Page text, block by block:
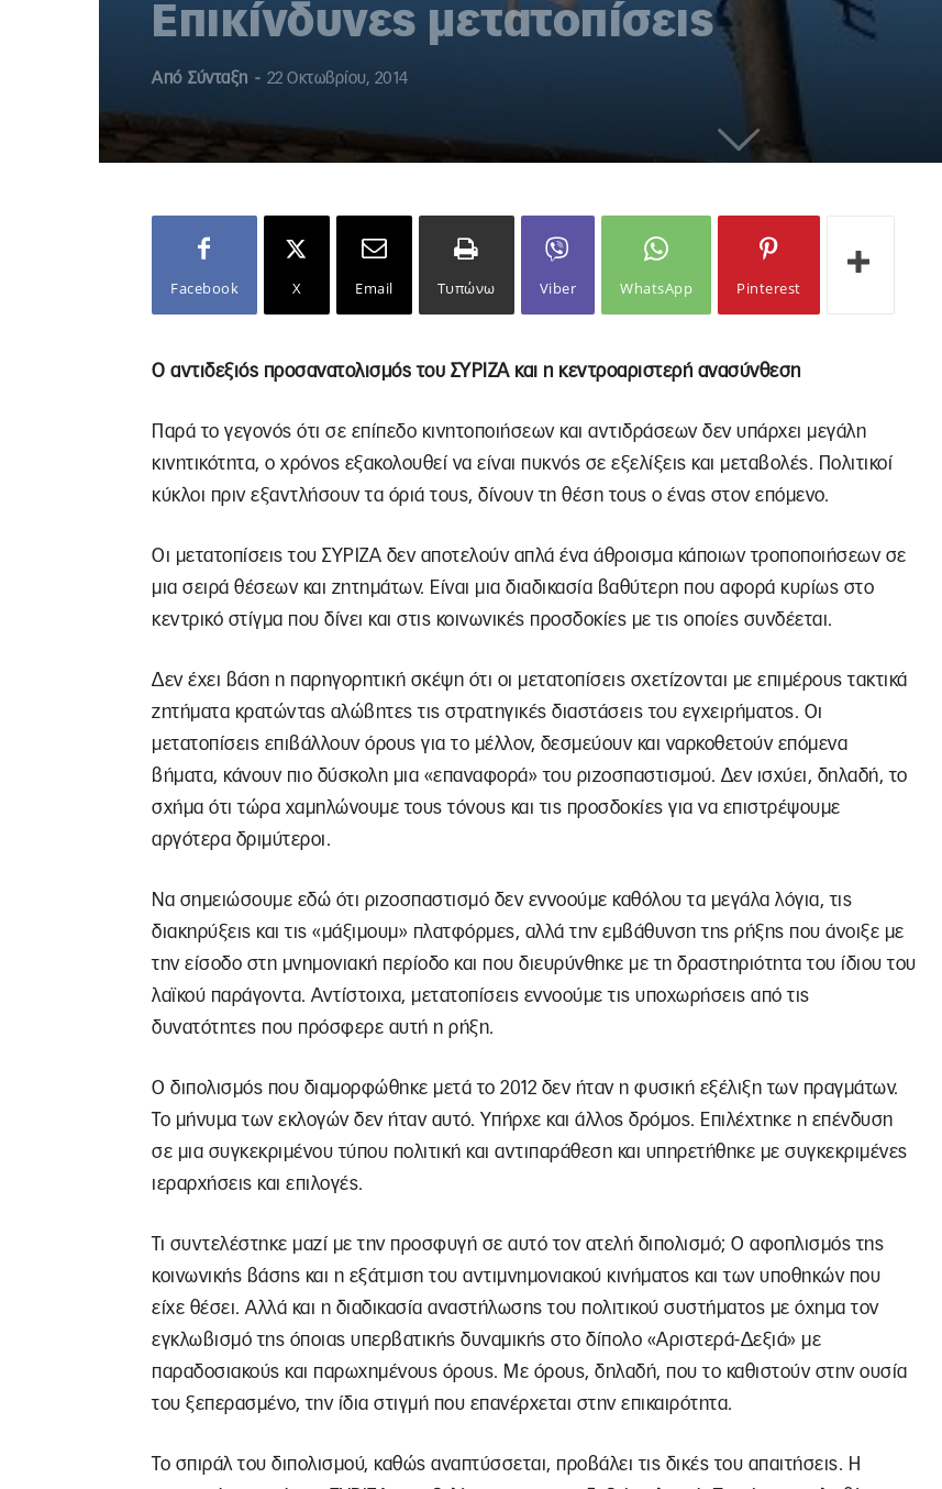
Επικίνδυνες μετατοπίσεις
Από Σύνταξη - 22 Οκτωβρίου, 2014
Facebook X Email Τυπώνω Viber WhatsApp Pinterest
Ο αντιδεξιός προσανατολισμός του ΣΥΡΙΖΑ και η κεντροαριστερή ανασύνθεση
Παρά το γεγονός ότι σε επίπεδο κινητοποιήσεων και αντιδράσεων δεν υπάρχει μεγάλη
κινητικότητα, ο χρόνος εξακολουθεί να είναι πυκνός σε εξελίξεις και μεταβολές. Πολιτικοί
κύκλοι πριν εξαντλήσουν τα όριά τους, δίνουν τη θέση τους ο ένας στον επόμενο.
Οι μετατοπίσεις του ΣΥΡΙΖΑ δεν αποτελούν απλά ένα άθροισμα κάποιων τροποποιήσεων σε
μια σειρά θέσεων και ζητημάτων. Είναι μια διαδικασία βαθύτερη που αφορά κυρίως στο
κεντρικό στίγμα που δίνει και στις κοινωνικές προσδοκίες με τις οποίες συνδέεται.
Δεν έχει βάση η παρηγορητική σκέψη ότι οι μετατοπίσεις σχετίζονται με επιμέρους τακτικά
ζητήματα κρατώντας αλώβητες τις στρατηγικές διαστάσεις του εγχειρήματος. Οι
μετατοπίσεις επιβάλλουν όρους για το μέλλον, δεσμεύουν και ναρκοθετούν επόμενα
βήματα, κάνουν πιο δύσκολη μια «επαναφορά» του ριζοσπαστισμού. Δεν ισχύει, δηλαδή, το
σχήμα ότι τώρα χαμηλώνουμε τους τόνους και τις προσδοκίες για να επιστρέψουμε
αργότερα δριμύτεροι.
Να σημειώσουμε εδώ ότι ριζοσπαστισμό δεν εννοούμε καθόλου τα μεγάλα λόγια, τις
διακηρύξεις και τις «μάξιμουμ» πλατφόρμες, αλλά την εμβάθυνση της ρήξης που άνοιξε με
την είσοδο στη μνημονιακή περίοδο και που διευρύνθηκε με τη δραστηριότητα του ίδιου του
λαϊκού παράγοντα. Αντίστοιχα, μετατοπίσεις εννοούμε τις υποχωρήσεις από τις
δυνατότητες που πρόσφερε αυτή η ρήξη.
Ο διπολισμός που διαμορφώθηκε μετά το 2012 δεν ήταν η φυσική εξέλιξη των πραγμάτων.
Το μήνυμα των εκλογών δεν ήταν αυτό. Υπήρχε και άλλος δρόμος. Επιλέχτηκε η επένδυση
σε μια συγκεκριμένου τύπου πολιτική και αντιπαράθεση και υπηρετήθηκε με συγκεκριμένες
ιεραρχήσεις και επιλογές.
Τι συντελέστηκε μαζί με την προσφυγή σε αυτό τον ατελή διπολισμό; Ο αφοπλισμός της
κοινωνικής βάσης και η εξάτμιση του αντιμνημονιακού κινήματος και των υποθηκών που
είχε θέσει. Αλλά και η διαδικασία αναστήλωσης του πολιτικού συστήματος με όχημα τον
εγκλωβισμό της όποιας υπερβατικής δυναμικής στο δίπολο «Αριστερά-Δεξιά» με
παραδοσιακούς και παρωχημένους όρους. Με όρους, δηλαδή, που το καθιστούν στην ουσία
του ξεπερασμένο, την ίδια στιγμή που επανέρχεται στην επικαιρότητα.
Το σπιράλ του διπολισμού, καθώς αναπτύσσεται, προβάλει τις δικές του απαιτήσεις. Η